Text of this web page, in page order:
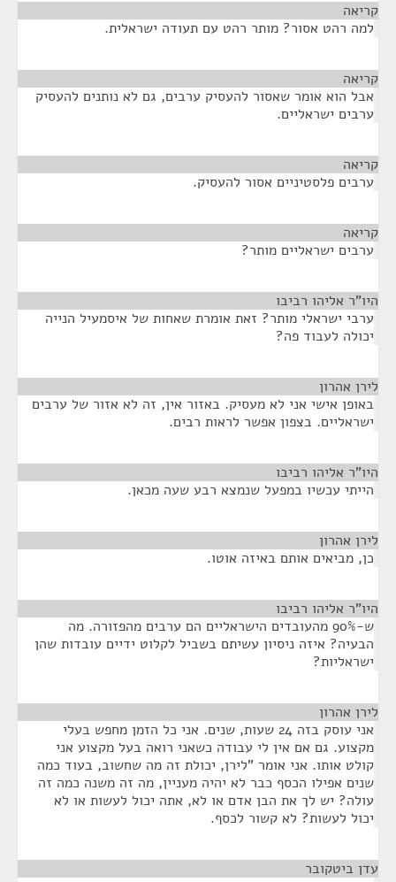
קריאה
למה רהט אסור? מותר רהט עם תעודה ישראלית.
קריאה
אבל הוא אומר שאסור להעסיק ערבים, גם לא נותנים להעסיק
ערבים ישראליים.
קריאה
ערבים פלסטיניים אסור להעסיק.
קריאה
ערבים ישראליים מותר?
היו"ר אליהו רביבו
ערבי ישראלי מותר? זאת אומרת שאחות של איסמעיל הנייה
יכולה לעבוד פה?
לירן אהרון
באופן אישי אני לא מעסיק. באזור אין, זה לא אזור של ערבים
ישראליים. בצפון אפשר לראות רבים.
היו"ר אליהו רביבו
הייתי עכשיו במפעל שנמצא רבע שעה מכאן.
לירן אהרון
כן, מביאים אותם באיזה אוטו.
היו"ר אליהו רביבו
ש-90% מהעובדים הישראליים הם ערבים מהפזורה. מה
הבעיה? איזה ניסיון עשיתם בשביל לקלוט ידיים עובדות שהן
ישראליות?
לירן אהרון
אני עוסק בזה 24 שעות, שנים. אני כל הזמן מחפש בעלי
מקצוע. גם אם אין לי עבודה כשאני רואה בעל מקצוע אני
קולט אותו. אני אומר "לירן, יכולת זה מה שחשוב, בעוד כמה
שנים אפילו הכסף כבר לא יהיה מעניין, מה זה משנה כמה זה
עולה? יש לך את הבן אדם או לא, אתה יכול לעשות או לא
יכול לעשות? לא קשור לכסף.
עדן ביטקובר